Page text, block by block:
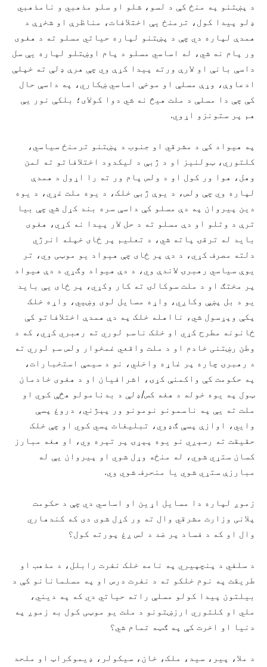
د پښتنو په منځ کې د لسو، شلو او سلو مذهبي و نامذهبي
ډلو پيدا کول، ترمنځ يې اختلافات، مناظرې او شخړې د
همدې لپاره دي چې د پښتنو لپاره حیاتي مسلو ته د هغوی
ور پام نه شي، له اساسي مسلو د پام اوښتلو لپاره يې سل
داسې بانې او لارې ورته پيدا کړې وي چې هرې ډلې ته خپلې
ادعاوې، وړې مسلې او موخې اساسي ښکاري، په داسې حال
کې چې دا مسلې د ملت هيڅ نه شي دوا کولای؛ بلکې نور يې
هم پر ستونزو اړوي.
په هیواد کې د مشرقي او جنوب د پښتنو ترمنځ سیاسي،
کلتوري، ټولنیز او د ژبې د لیکدود اختلافاتو ته لمن
وهل، هوا ور کول او د ولس پام ور ته را اړول د همدې
لپاره وي چې ولس، د یوې ژبې خلک، د یوه ملت غړي، د یوه
دین پيروان په دې مسلو کې داسې سره بند کړل شي چې بیا
ترې د وتلو او دې مسلو ته د حل لار پيدا نه کړي، هغوی
باید له ترقۍ پاته شي، د تعلیم پر ځای خپله انرژي
دلته مصرف کړي، د دې پر ځای چې هیواد یو موټی وي، تر
یوې سیاسي رهبرۍ لاندې وي، د دې هیواد وګړي د دې هیواد
پر مختګ او د ملت سوکالۍ ته کار وکړي، پر ځای يې باید
یو د بل پښې وکاږي، واړه مسایل لوی وښيي، واړه خلک
پکې وپړسول شي، نااهله خلک په دې همدې اختلافاتو کې
ځانونه مطرح کړي او خلک ناسم لوري ته رهبري کړي، که د
وطن رښتنی خادم او د ملت واقعي غمخوار ولس سم لوري ته
د رهبرۍ چاره پر غاړه واخلي، نو د سیمې استخبارات،
په حکومت کې واکمنې کړۍ، اشرافیان او د هغوی خادمان
ټول په یوه خوله د هغه کس/ډلې د بدنامولو هڅې کوي او
ملت ته يې په ناسمونو نومونو ور پېژني، دروغ پسې
وايي، اوازې پسې ګډوي، تبلیغات پسي کوي او چې خلک
حقیقت ته رسېږي نو یوه پېړۍ پر تېره وي، او هغه مبارز
کسان ستړي شوي، له منځه وړل شوي او پيروان يې له
مبارزې ستړي شوي یا منحرف شوي وي.
زموږ لپاره دا مسایل اړین او اساسي دي چې د حکومت
پلانی وزارت مشرقي وال ته ور کړل شوی دی که کندهاري
وال او که د فساد پر ضد د لس ږغ پورته کول؟
د سلفي د پنچپيري په نامه خلک نفرت رابلل، د مذهب او
طریقت په نوم خلکو ته د نفرت درس او په مسلمانانو کې د
بیلتون پيدا کولو مسلې راته حیاتي دي که په دیني،
ملي او کلتوري ارزښتونو د ملت یو موټی کول به زموږ په
دنیا او اخرت کې په ګټه تمام شي؟
د ملا، پير، سید، ملک، خان، سیکولر، ډیموکراټ او ملحد